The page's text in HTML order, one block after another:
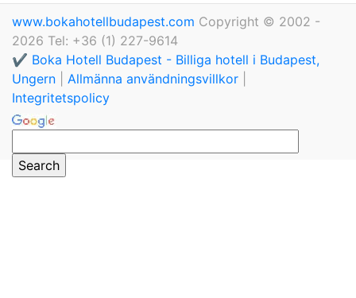
www.bokahotellbudapest.com Copyright © 2002 -
2026 Tel: +36 (1) 227-9614
✔️ Boka Hotell Budapest - Billiga hotell i Budapest,
Ungern
Allmänna användningsvillkor
Integritetspolicy